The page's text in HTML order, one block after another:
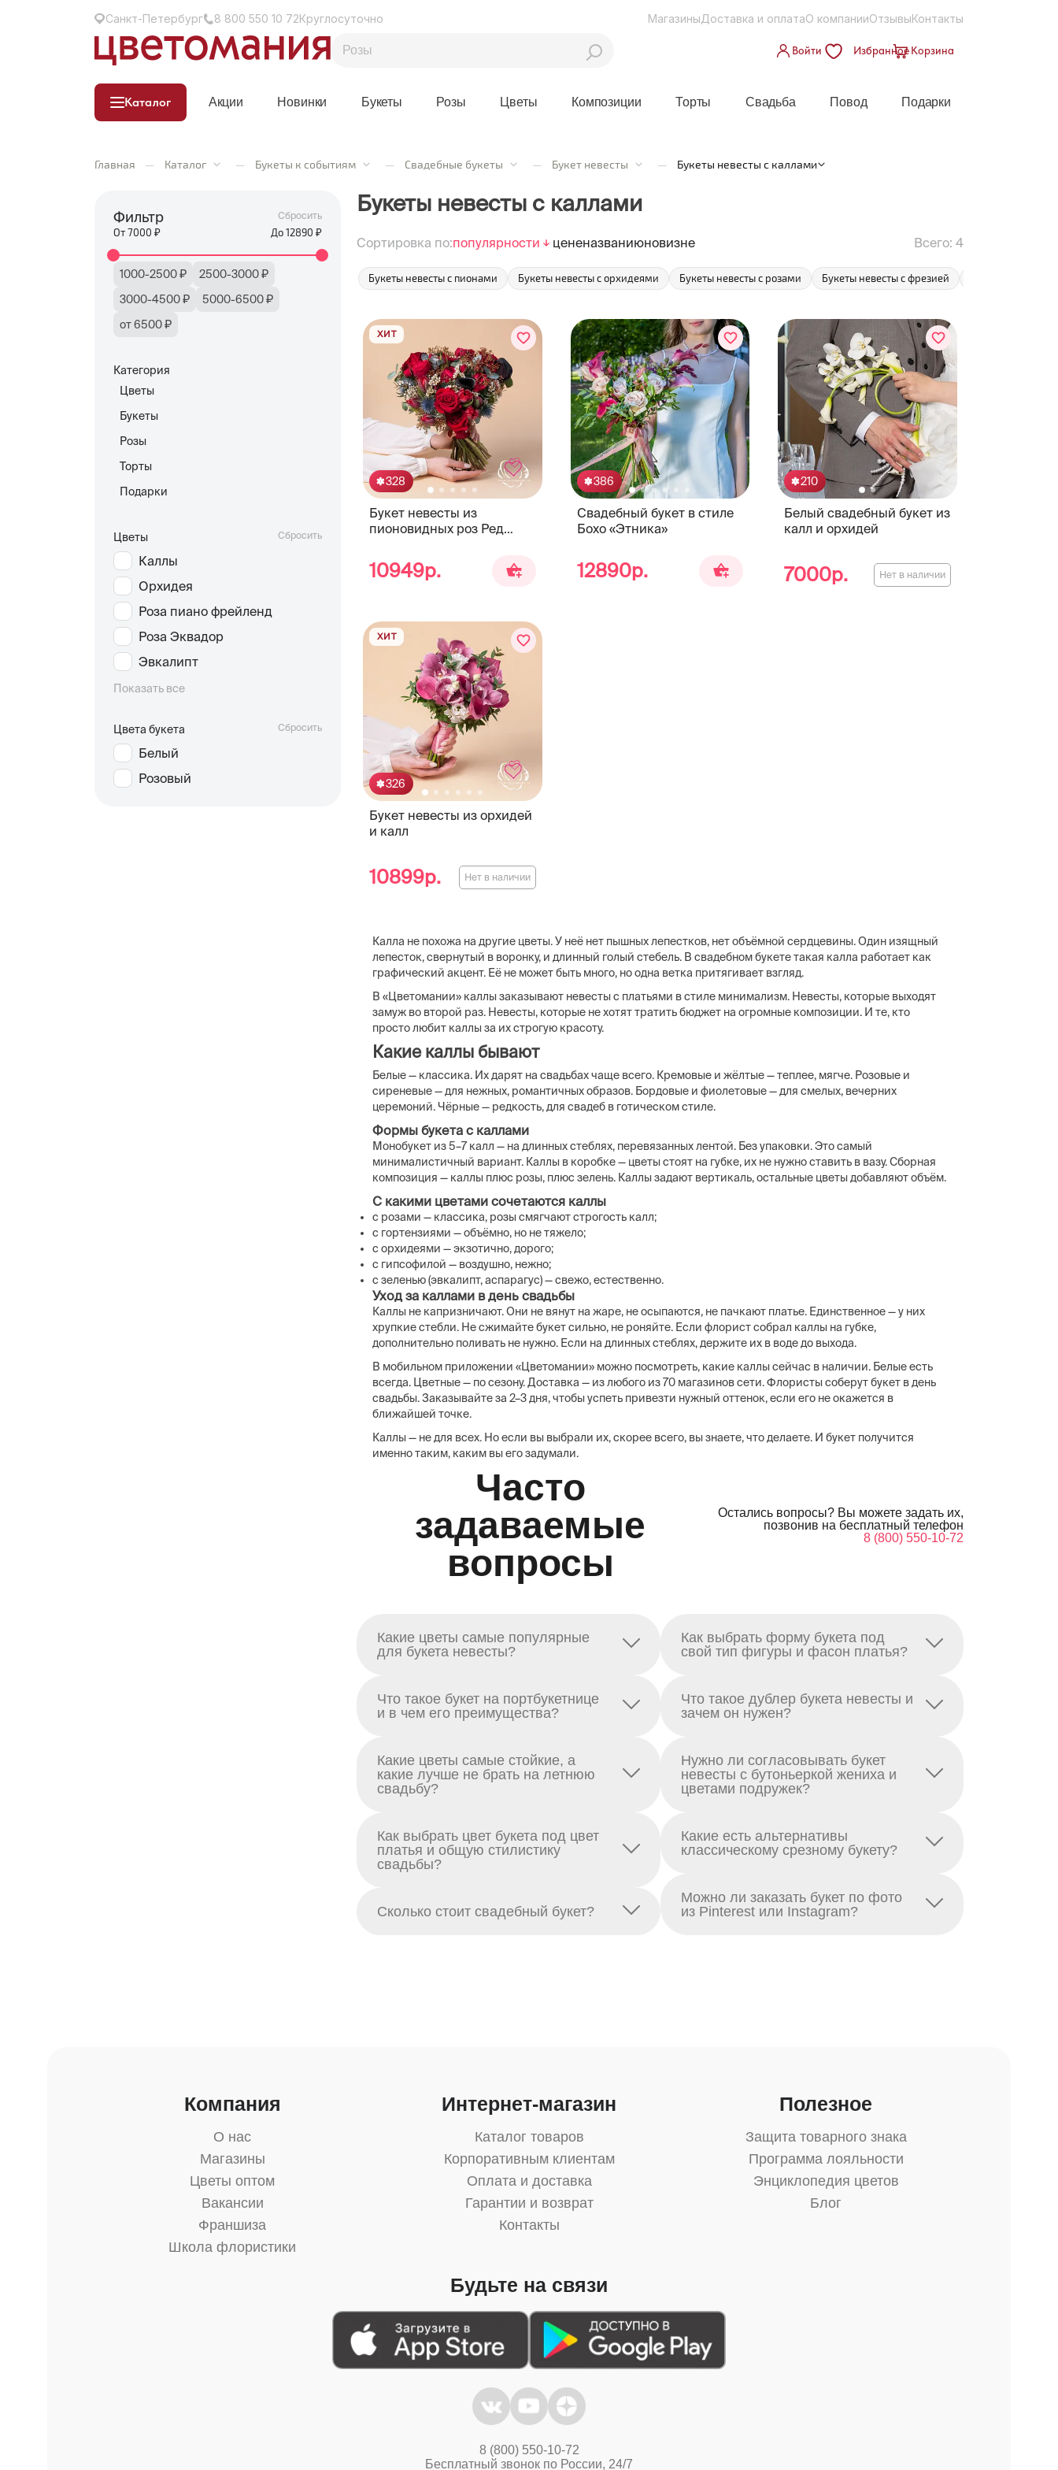
Санкт-Петербург 8 800 550 10 72Круглосуточно МагазиныДоставка и оплатаО компанииОтзывыКонтакты
Войти ИзбранноеКорзина
Каталог Акции Новинки Букеты Розы Цветы Композиции Торты Свадьба Повод Подарки
Главная — Каталог — Букеты к событиям — Свадебные букеты — Букет невесты — Букеты невесты с каллами
Фильтр Сбросить
От7000 ₽ До12890 ₽
1000-2500 ₽
2500-3000 ₽
3000-4500 ₽
5000-6500 ₽
от 6500 ₽
Категория
Цветы
Букеты
Розы
Торты
Подарки
Цветы Сбросить
Каллы
Орхидея
Роза пиано фрейленд
Роза Эквадор
Эвкалипт
Показать все
Цвета букета Сбросить
Белый
Розовый
Букеты невесты с каллами
Сортировка по:популярности цененазваниюновизне Всего: 4
Букеты невесты с пионами Букеты невесты с орхидеями Букеты невесты с розами Букеты невесты с фрезией
328
Букет невесты из
пионовидных роз Ред
ХИТ
10949р.
386
Свадебный букет в стиле
Бохо «Этника»
12890р.
210
Белый свадебный букет из
калл и орхидей
7000р. Нет в наличии
326
Букет невесты из орхидей
и калл
ХИТ
10899р. Нет в наличии
Калла не похожа на другие цветы. У неё нет пышных лепестков, нет объёмной сердцевины. Один изящный
лепесток, свернутый в воронку, и длинный голый стебель. В свадебном букете такая калла работает как
графический акцент. Её не может быть много, но одна ветка притягивает взгляд.
В «Цветомании» каллы заказывают невесты с платьями в стиле минимализм. Невесты, которые выходят
замуж во второй раз. Невесты, которые не хотят тратить бюджет на огромные композиции. И те, кто
просто любит каллы за их строгую красоту.
Какие каллы бывают
Белые — классика. Их дарят на свадьбах чаще всего. Кремовые и жёлтые — теплее, мягче. Розовые и
сиреневые — для нежных, романтичных образов. Бордовые и фиолетовые — для смелых, вечерних
церемоний. Чёрные — редкость, для свадеб в готическом стиле.
Формы букета с каллами
Монобукет из 5–7 калл — на длинных стеблях, перевязанных лентой. Без упаковки. Это самый
минималистичный вариант. Каллы в коробке — цветы стоят на губке, их не нужно ставить в вазу. Сборная
композиция — каллы плюс розы, плюс зелень. Каллы задают вертикаль, остальные цветы добавляют объём.
С какими цветами сочетаются каллы
с розами — классика, розы смягчают строгость калл;
с гортензиями — объёмно, но не тяжело;
с орхидеями — экзотично, дорого;
с гипсофилой — воздушно, нежно;
с зеленью (эвкалипт, аспарагус) — свежо, естественно.
Уход за каллами в день свадьбы
Каллы не капризничают. Они не вянут на жаре, не осыпаются, не пачкают платье. Единственное — у них
хрупкие стебли. Не сжимайте букет сильно, не роняйте. Если флорист собрал каллы на губке,
дополнительно поливать не нужно. Если на длинных стеблях, держите их в воде до выхода.
В мобильном приложении «Цветомании» можно посмотреть, какие каллы сейчас в наличии. Белые есть
всегда. Цветные — по сезону. Доставка — из любого из 70 магазинов сети. Флористы соберут букет в день
свадьбы. Заказывайте за 2–3 дня, чтобы успеть привезти нужный оттенок, если его не окажется в
ближайшей точке.
Каллы — не для всех. Но если вы выбрали их, скорее всего, вы знаете, что делаете. И букет получится
именно таким, каким вы его задумали.
Часто
задаваемые
вопросы
Остались вопросы? Вы можете задать их,
позвонив на бесплатный телефон
8 (800) 550-10-72
Какие цветы самые популярные
для букета невесты?
Что такое букет на портбукетнице
и в чем его преимущества?
Какие цветы самые стойкие, а
какие лучше не брать на летнюю
свадьбу?
Как выбрать цвет букета под цвет
платья и общую стилистику
свадьбы?
Сколько стоит свадебный букет?
Как выбрать форму букета под
свой тип фигуры и фасон платья?
Что такое дублер букета невесты и
зачем он нужен?
Нужно ли согласовывать букет
невесты с бутоньеркой жениха и
цветами подружек?
Какие есть альтернативы
классическому срезному букету?
Можно ли заказать букет по фото
из Pinterest или Instagram?
Компания
О нас
Магазины
Цветы оптом
Вакансии
Франшиза
Школа флористики
Интернет-магазин
Каталог товаров
Корпоративным клиентам
Оплата и доставка
Гарантии и возврат
Контакты
Полезное
Защита товарного знака
Программа лояльности
Энциклопедия цветов
Блог
Будьте на связи
8 (800) 550-10-72
Бесплатный звонок по России, 24/7